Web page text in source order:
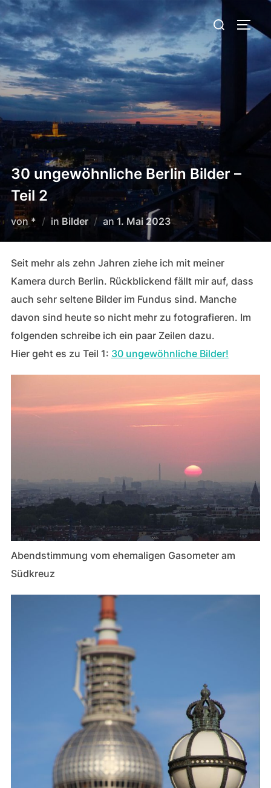
Zum
Inhalt
springen
Suchen
nach:
30 ungewöhnliche Berlin Bilder –
Teil 2
von * in Bilder an Veröffentlicht
1. Mai 2023
Seit mehr als zehn Jahren ziehe ich mit meiner
Kamera durch Berlin. Rückblickend fällt mir auf, dass
auch sehr seltene Bilder im Fundus sind. Manche
davon sind heute so nicht mehr zu fotografieren. Im
folgenden schreibe ich ein paar Zeilen dazu.
Hier geht es zu Teil 1: 30 ungewöhnliche Bilder!
Abendstimmung vom ehemaligen Gasometer am
Südkreuz